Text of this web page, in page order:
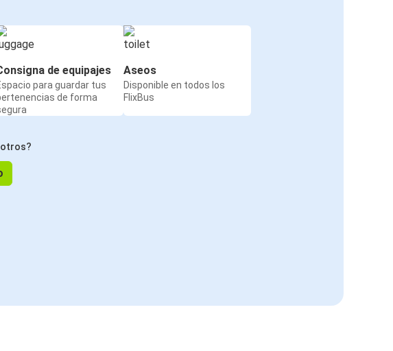
de equipajes
para guardar tus
de forma
Aseos
Disponible en todos los
FlixBus